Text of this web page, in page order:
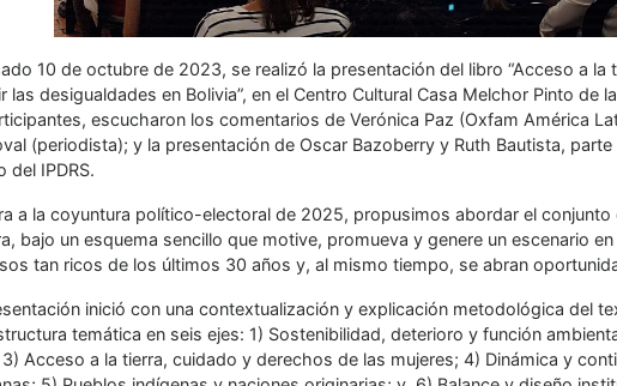
10 de octubre de 2023, se realizó la presentación del libro “Acceso a
las desigualdades en Bolivia”, en el Centro Cultural Casa Melchor Pinto de
escucharon los comentarios de Verónica Paz (Oxfam América
(periodista); y la presentación de Oscar Bazoberry y Ruth Bautista,
del IPDRS.
a la coyuntura político-electoral de 2025, propusimos abordar el
bajo un esquema sencillo que motive, promueva y genere un escenario
tan ricos de los últimos 30 años y, al mismo tiempo, se abran
inició con una contextualización y explicación metodológica del
temática en seis ejes: 1) Sostenibilidad, deterioro y función
Acceso a la tierra, cuidado y derechos de las mujeres; 4) Dinámica y